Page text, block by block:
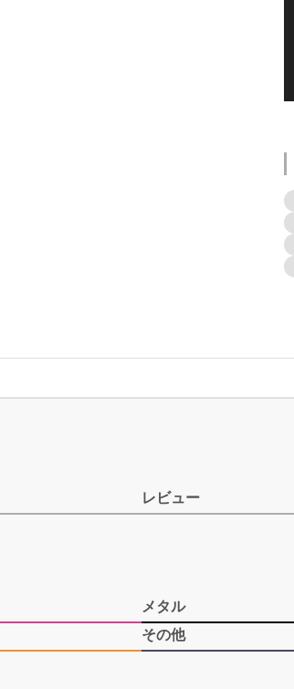
レビュー
メタル
その他